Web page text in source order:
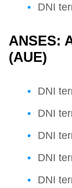
DNI
ANSES:
(AUE)
DNI
DNI
DNI
DNI
DNI